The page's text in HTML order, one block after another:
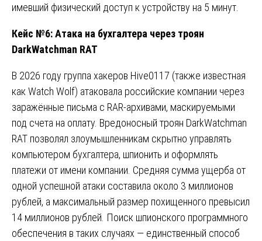
имевший физический доступ к устройству на 5 минут.
Кейс №6: Атака на бухгалтера через троян
DarkWatchman RAT
В 2026 году группа хакеров Hive0117 (также известная
как Watch Wolf) атаковала российские компании через
заражённые письма с RAR-архивами, маскируемыми
под счета на оплату. Вредоносный троян DarkWatchman
RAT позволял злоумышленникам скрытно управлять
компьютером бухгалтера, шпионить и оформлять
платежи от имени компании. Средняя сумма ущерба от
одной успешной атаки составила около 3 миллионов
рублей, а максимальный размер похищенного превысил
14 миллионов рублей. Поиск шпионского программного
обеспечения в таких случаях — единственный способ